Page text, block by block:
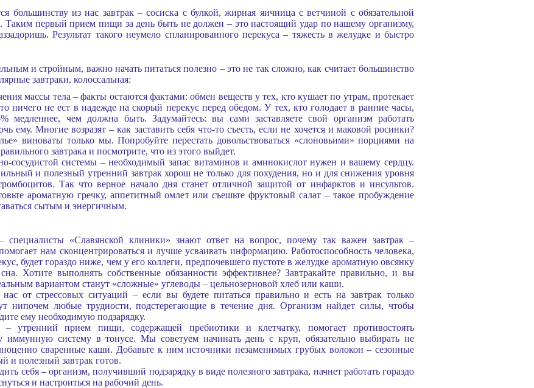
большинству из нас завтрак – сосиска с булкой, жирная яичница с ветчиной с обязательной
Таким первый прием пищи за день быть не должен – это настоящий удар по нашему организму,
Результат такого неумело спланированного перекуса – тяжесть в желудке и быстро
и стройным, важно начать питаться полезно – это не так сложно, как считает большинство
завтраки, колоссальная:
массы тела – факты остаются фактами: обмен веществ у тех, кто кушает по утрам, протекает
ничего не ест в надежде на скорый перекус перед обедом. У тех, кто голодает в ранние часы,
медленнее, чем должна быть. Задумайтесь: вы сами заставляете свой организм работать
ему. Многие возразят – как заставить себя что-то съесть, если не хочется и маковой росинки?
виноваты только мы. Попробуйте перестать довольствоваться «слоновьими» порциями на
завтрака и посмотрите, что из этого выйдет.
сосудистой системы – необходимый запас витаминов и аминокислот нужен и вашему сердцу.
и полезный утренний завтрак хорош не только для похудения, но и для снижения уровня
Так что верное начало дня станет отличной защитой от инфарктов и инсультов.
ароматную гречку, аппетитный омлет или съешьте фруктовый салат – такое пробуждение
сытым и энергичным.
«Славянской клиники» знают ответ на вопрос, почему так важен завтрак –
нам сконцентрироваться и лучше усваивать информацию. Работоспособность человека,
будет гораздо ниже, чем у его коллеги, предпочевшего пустоте в желудке ароматную овсянку
Хотите выполнять собственные обязанности эффективнее? Завтракайте правильно, и вы
вариантом станут «сложные» углеводы – цельнозерновой хлеб или каши.
от стрессовых ситуаций – если вы будете питаться правильно и есть на завтрак только
нипочем любые трудности, подстерегающие в течение дня. Организм найдет силы, чтобы
ему необходимую подзарядку.
– утренний прием пищи, содержащей пребиотики и клетчатку, помогает противостоять
иммунную систему в тонусе. Мы советуем начинать день с круп, обязательно выбирать не
сваренные каши. Добавьте к ним источники незаменимых грубых волокон – сезонные
и полезный завтрак готов.
себя – организм, получивший подзарядку в виде полезного завтрака, начнет работать гораздо
и настроиться на рабочий день.